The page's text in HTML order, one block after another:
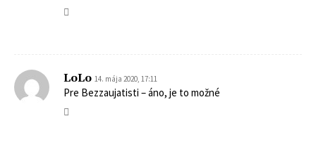
LoLo 14. mája 2020, 17:11
Pre Bezzaujatisti – áno, je to možné